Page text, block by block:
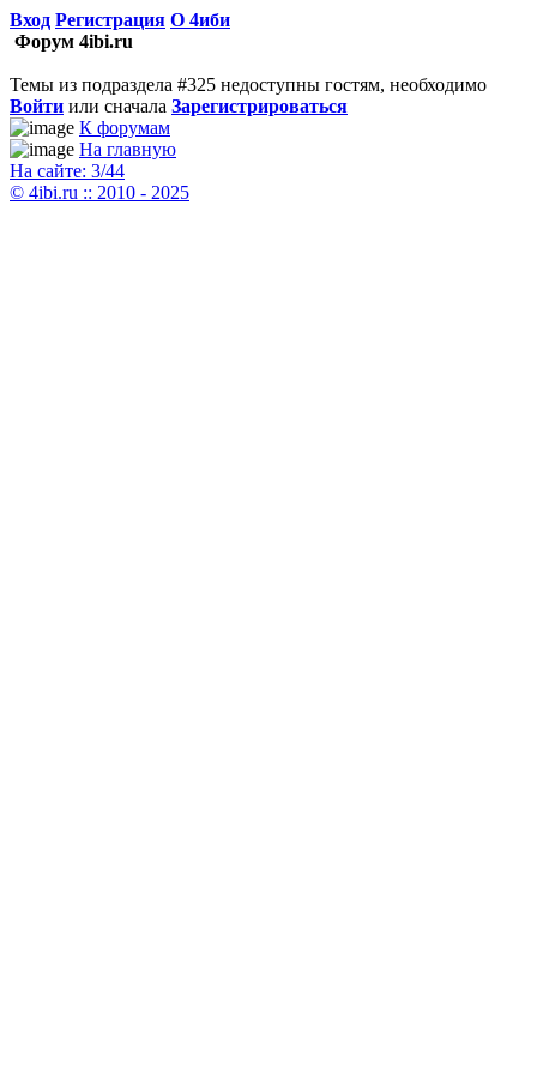
Вход Регистрация О 4иби
Форум 4ibi.ru
Темы из подраздела #325 недоступны гостям, необходимо
Войти или сначала Зарегистрироваться
К форумам
На главную
На сайте: 3/44
© 4ibi.ru :: 2010 - 2025